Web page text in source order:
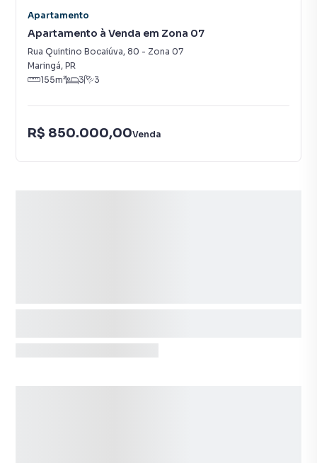
Apartamento
Apartamento à Venda em Zona 07
Rua Quintino Bocaiúva, 80 - Zona 07
Maringá, PR
155m² 3 3
R$ 850.000,00Venda